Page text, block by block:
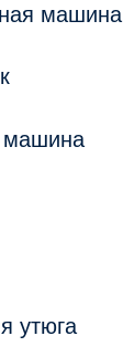
машина
машина
утюга